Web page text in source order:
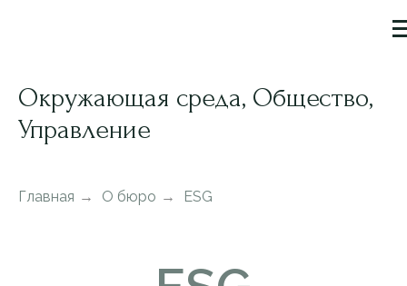
Окружающая среда, Общество,
Управление
Главная → О бюро → ESG